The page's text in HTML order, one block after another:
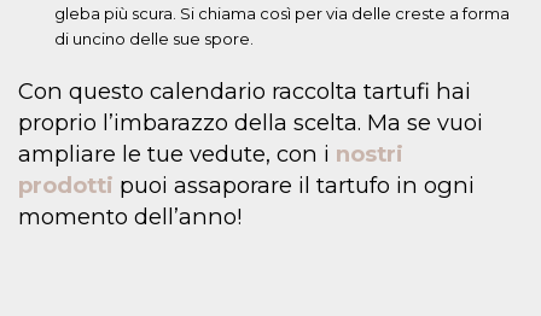
gleba più scura. Si chiama così per via delle creste a forma
di uncino delle sue spore.
Con questo calendario raccolta tartufi hai
proprio l’imbarazzo della scelta. Ma se vuoi
ampliare le tue vedute, con i nostri
prodotti puoi assaporare il tartufo in ogni
momento dell’anno!